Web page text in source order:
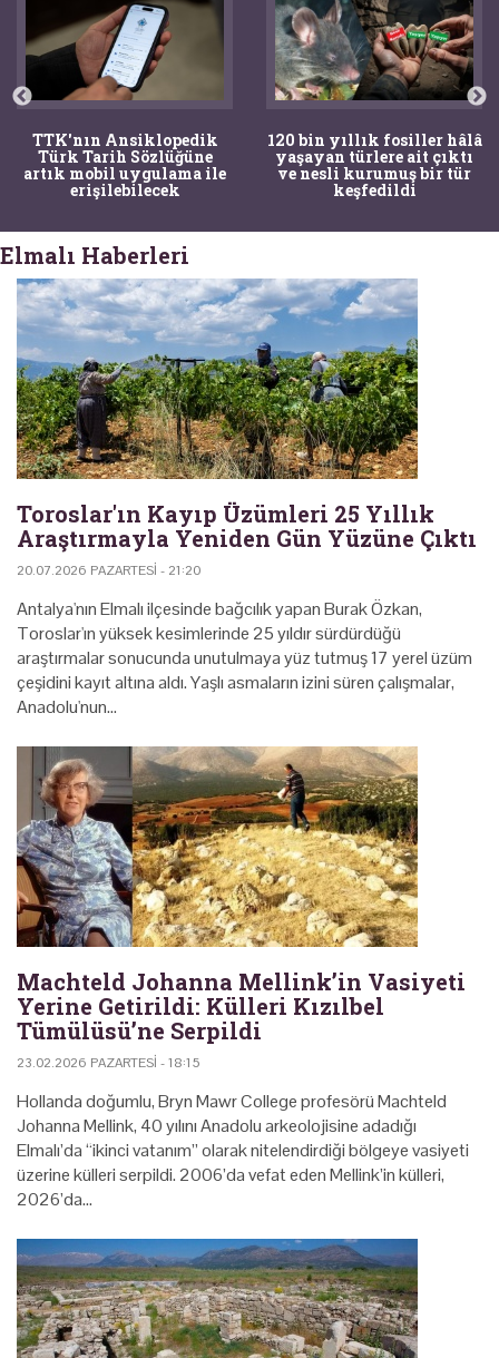
TTK'nın Ansiklopedik
Türk Tarih Sözlüğüne
artık mobil uygulama ile
erişilebilecek
120 bin yıllık fosiller hâlâ
yaşayan türlere ait çıktı
ve nesli kurumuş bir tür
keşfedildi
Elmalı Haberleri
Toroslar'ın Kayıp Üzümleri 25 Yıllık
Araştırmayla Yeniden Gün Yüzüne Çıktı
20.07.2026 PAZARTESI - 21:20
Antalya'nın Elmalı ilçesinde bağcılık yapan Burak Özkan,
Toroslar'ın yüksek kesimlerinde 25 yıldır sürdürdüğü
araştırmalar sonucunda unutulmaya yüz tutmuş 17 yerel üzüm
çeşidini kayıt altına aldı. Yaşlı asmaların izini süren çalışmalar,
Anadolu'nun…
Machteld Johanna Mellink’in Vasiyeti
Yerine Getirildi: Külleri Kızılbel
Tümülüsü’ne Serpildi
23.02.2026 PAZARTESI - 18:15
Hollanda doğumlu, Bryn Mawr College profesörü Machteld
Johanna Mellink, 40 yılını Anadolu arkeolojisine adadığı
Elmalı’da “ikinci vatanım” olarak nitelendirdiği bölgeye vasiyeti
üzerine külleri serpildi. 2006’da vefat eden Mellink’in külleri,
2026’da…